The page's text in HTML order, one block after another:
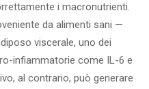
i macronutrienti.
da alimenti sani —
viscerale, uno dei
infiammatorie come IL-6 e
al contrario, può generare